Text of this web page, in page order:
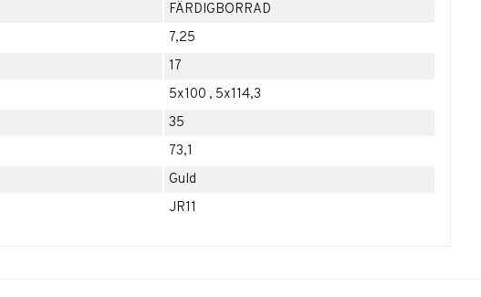
FÄRDIGBORRAD
7,25
17
5x100 , 5x114,3
35
73,1
Guld
JR11